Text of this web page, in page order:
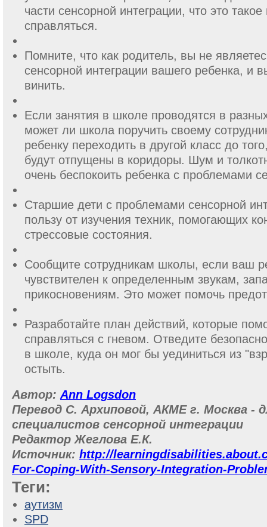
части сенсорной интеграции, что это
справляться.
Помните, что как родитель, вы не
сенсорной интеграции вашего ребенка, и
винить.
Если занятия в школе проводятся в
может ли школа поручить своему
ребенку переходить в другой класс до
будут отпущены в коридоры. Шум и
очень беспокоить ребенка с проблемами
Старшие дети с проблемами сенсорной
пользу от изучения техник, помогающих
стрессовые состояния.
Сообщите сотрудникам школы, если ваш
чувствителен к определенным звукам,
прикосновениям. Это может помочь
Разработайте план действий, которые
справляться с гневом. Отведите
в школе, куда он мог бы уединиться из
остыть.
Автор: Ann Logsdon
Перевод С. Архиповой, АКМЕ г. Москва -
специалистов сенсорной интеграции
Редактор Жеглова Е.К.
Источник: http://
For-Coping-With-Sensory-Integration-
Теги:
аутизм
SPD